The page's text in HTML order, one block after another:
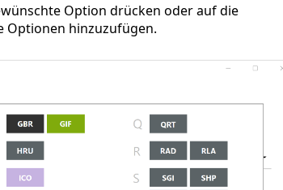
Option drücken oder auf die
Optionen hinzuzufügen.